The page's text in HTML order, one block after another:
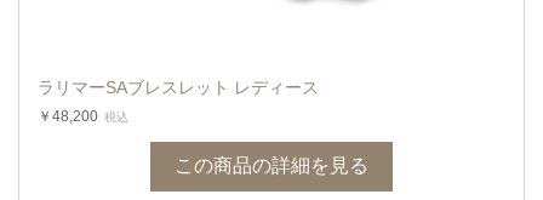
ラリマーSAブレスレット レディース
￥48,200 税込
この商品の詳細を見る